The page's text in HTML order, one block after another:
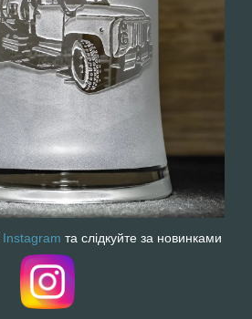
Instagram та слідкуйте за новинками